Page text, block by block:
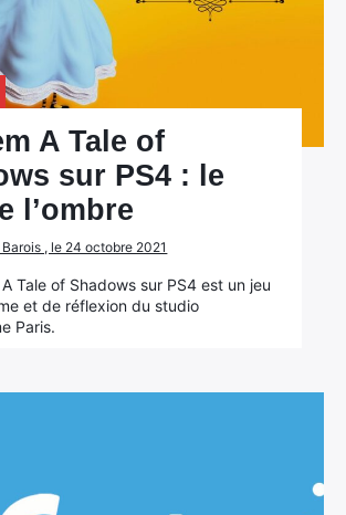
A Tale of
sur PS4 : le
l’ombre
, le 24 octobre 2021
Tale of Shadows sur PS4 est un jeu
et de réflexion du studio
Paris.